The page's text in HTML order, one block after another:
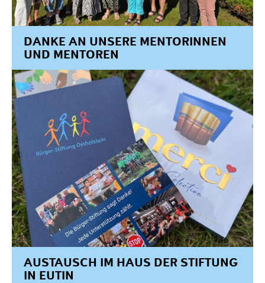
Förderantrag stellen
Satzung & Grundsätze
Jahresberichte
DANKE AN UNSERE MENTORINNEN
UND MENTOREN
AUSTAUSCH IM HAUS DER STIFTUNG
IN EUTIN